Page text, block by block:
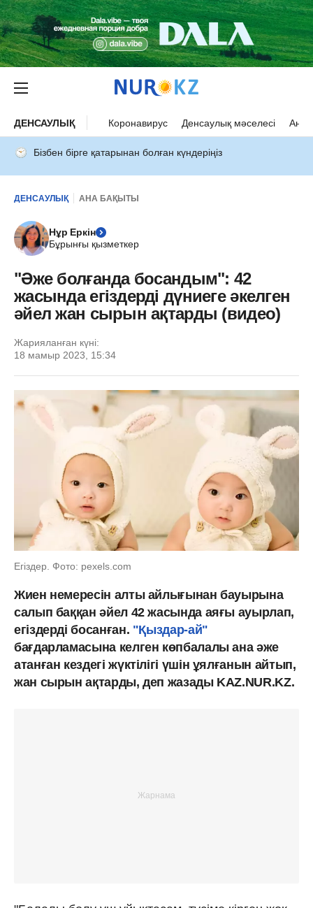
ДЕНСАУЛЫҚ Коронавирус Денсаулық мәселесі Ана
Бізбен бірге қатарынан болған күндеріңіз
ДЕНСАУЛЫҚ АНА БАҚЫТЫ
Нұр Еркін
Бұрынғы қызметкер
"Әже болғанда босандым": 42
жасында егіздерді дүниеге әкелген
әйел жан сырын ақтарды (видео)
Жарияланған күні:
18 мамыр 2023, 15:34
Егіздер. Фото: pexels.com
Жиен немересін алты айлығынан бауырына
салып баққан әйел 42 жасында аяғы ауырлап,
егіздерді босанған. "Қыздар-ай"
бағдарламасына келген көпбалалы ана әже
атанған кездегі жүктілігі үшін ұялғанын айтып,
жан сырын ақтарды, деп жазады KAZ.NUR.KZ.